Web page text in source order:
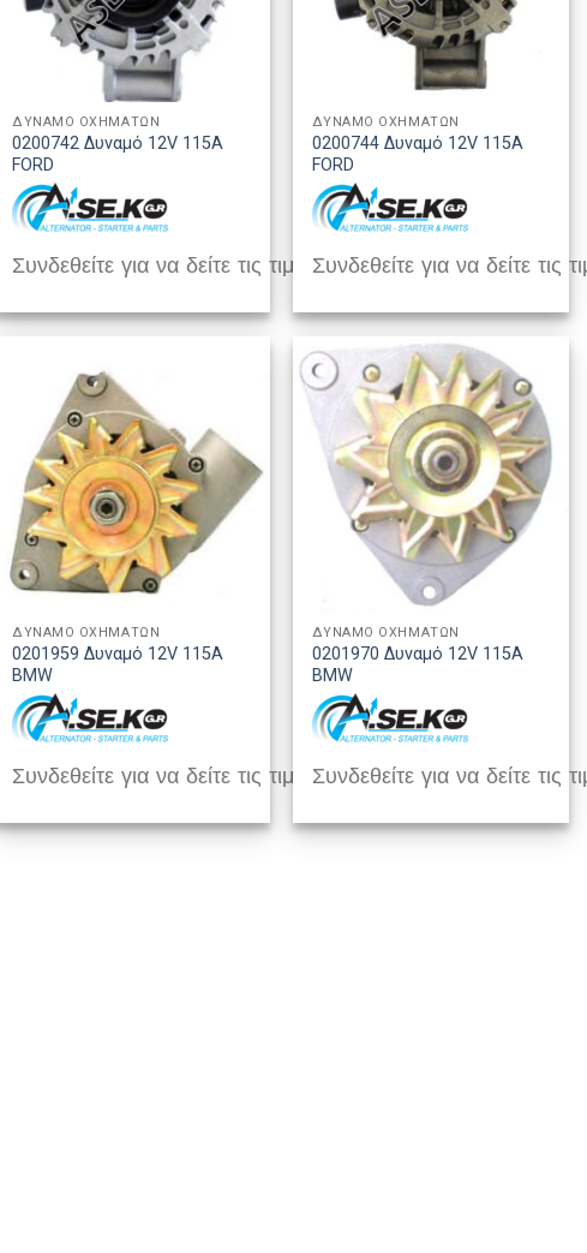
ΔΥΝΑΜΟ ΟΧΗΜΑΤΩΝ
0200742 Δυναμό 12V 115A
FORD
Συνδεθείτε για να δείτε τις τιμές
ΔΥΝΑΜΟ ΟΧΗΜΑΤΩΝ
0200744 Δυναμό 12V 115A
FORD
Συνδεθείτε για να δείτε τις
ΔΥΝΑΜΟ ΟΧΗΜΑΤΩΝ
0201959 Δυναμό 12V 115A
BMW
Συνδεθείτε για να δείτε τις τιμές
ΔΥΝΑΜΟ ΟΧΗΜΑΤΩΝ
0201970 Δυναμό 12V 115A
BMW
Συνδεθείτε για να δείτε τις